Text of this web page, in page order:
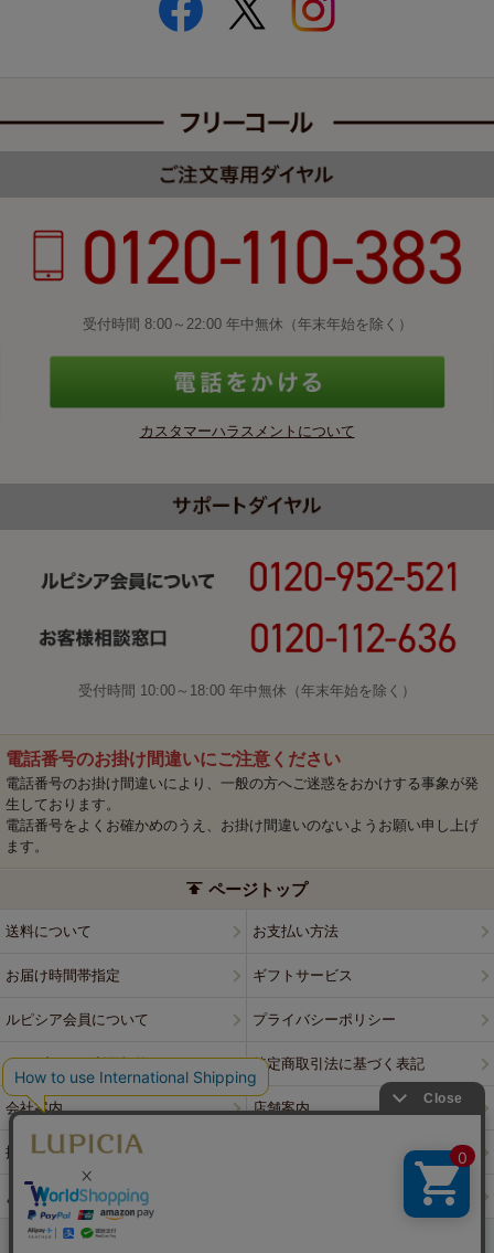
受付時間 8:00～22:00 年中無休（年末年始を除く）
カスタマーハラスメントについて
受付時間 10:00～18:00 年中無休（年末年始を除く）
電話番号のお掛け間違いにご注意ください
電話番号のお掛け間違いにより、一般の方へご迷惑をおかけする事象が発
生しております。
電話番号をよくお確かめのうえ、お掛け間違いのないようお願い申し上げ
ます。
ページトップ
送料について お支払い方法
お届け時間帯指定 ギフトサービス
ルピシア会員について プライバシーポリシー
ウェブサイト利用規約 特定商取引法に基づく表記
会社案内 店舗案内
採用情報
よくある質問